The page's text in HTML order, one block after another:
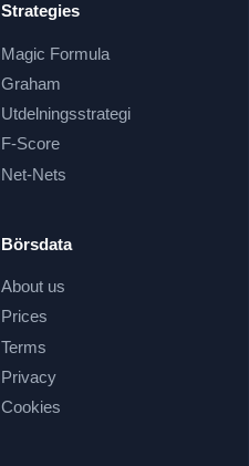
Strategies
Magic Formula
Graham
Utdelningsstrategi
F-Score
Net-Nets
Börsdata
About us
Prices
Terms
Privacy
Cookies